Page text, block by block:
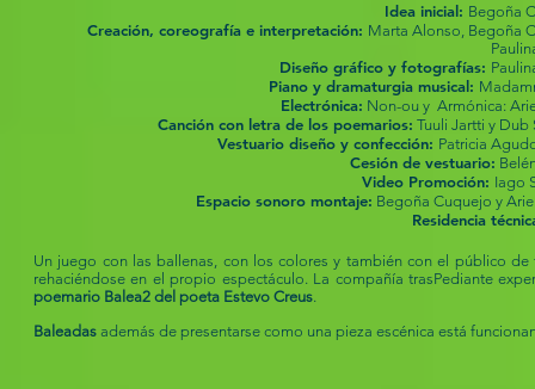
Idea inicial: Begoña
Creación, coreografía e interpretación: Marta Alonso, Begoña
Diseño gráfico y fotografías:
Piano y dramaturgia musical:
Electrónica: Non-ou y Armónica:
Canción con letra de los poemarios: Tuuli Jartti y Dub
Vestuario diseño y confección: Patricia
Cesión de vestuario:
Video Promoción: Iago
Espacio sonoro montaje: Begoña Cuquejo y
Residencia
Un juego con las ballenas, con los colores y también con el público
rehaciéndose en el propio espectáculo. La compañía trasPediante
poemario Balea2 del poeta Estevo Creus.
Baleadas además de presentarse como una pieza escénica está